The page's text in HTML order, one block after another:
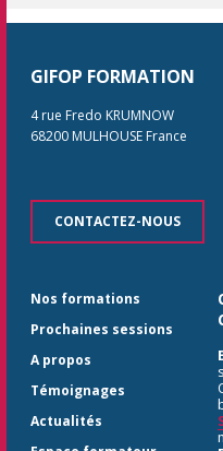
GIFOP FORMATION
4 rue Fredo KRUMNOW
68200 MULHOUSE France
CONTACTEZ-NOUS
Nos formations
Prochaines sessions
A propos
Témoignages
Actualités